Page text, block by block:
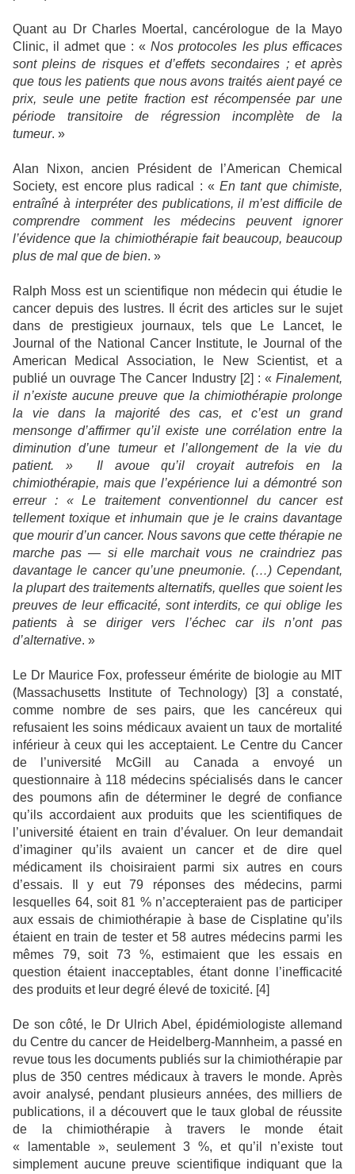
Quant au Dr Charles Moertal, cancérologue de la Mayo
Clinic, il admet que : «Nos protocoles les plus efficaces
sont pleins de risques et d’effets secondaires ; et après
que tous les patients que nous avons traités aient payé ce
prix, seule une petite fraction est récompensée par une
période transitoire de régression incomplète de la
tumeur. »
Alan Nixon, ancien Président de l’American Chemical
Society, est encore plus radical : «En tant que chimiste,
entraîné à interpréter des publications, il m’est difficile de
comprendre comment les médecins peuvent ignorer
l’évidence que la chimiothérapie fait beaucoup, beaucoup
plus de mal que de bien. »
Ralph Moss est un scientifique non médecin qui étudie le
cancer depuis des lustres. Il écrit des articles sur le sujet
dans de prestigieux journaux, tels que Le Lancet, le
Journal of the National Cancer Institute, le Journal of the
American Medical Association, le New Scientist, et a
publié un ouvrage The Cancer Industry [2] : «Finalement,
il n’existe aucune preuve que la chimiothérapie prolonge
la vie dans la majorité des cas, et c’est un grand
mensonge d’affirmer qu’il existe une corrélation entre la
diminution d’une tumeur et l’allongement de la vie du
patient. » Il avoue qu’il croyait autrefois en la
chimiothérapie, mais que l’expérience lui a démontré son
erreur : « Le traitement conventionnel du cancer est
tellement toxique et inhumain que je le crains davantage
que mourir d’un cancer. Nous savons que cette thérapie ne
marche pas — si elle marchait vous ne craindriez pas
davantage le cancer qu’une pneumonie. (…) Cependant,
la plupart des traitements alternatifs, quelles que soient les
preuves de leur efficacité, sont interdits, ce qui oblige les
patients à se diriger vers l’échec car ils n’ont pas
d’alternative. »
Le Dr Maurice Fox, professeur émérite de biologie au MIT
(Massachusetts Institute of Technology) [3] a constaté,
comme nombre de ses pairs, que les cancéreux qui
refusaient les soins médicaux avaient un taux de mortalité
inférieur à ceux qui les acceptaient. Le Centre du Cancer
de l’université McGill au Canada a envoyé un
questionnaire à 118 médecins spécialisés dans le cancer
des poumons afin de déterminer le degré de confiance
qu’ils accordaient aux produits que les scientifiques de
l’université étaient en train d’évaluer. On leur demandait
d’imaginer qu’ils avaient un cancer et de dire quel
médicament ils choisiraient parmi six autres en cours
d’essais. Il y eut 79 réponses des médecins, parmi
lesquelles 64, soit 81 % n’accepteraient pas de participer
aux essais de chimiothérapie à base de Cisplatine qu’ils
étaient en train de tester et 58 autres médecins parmi les
mêmes 79, soit 73 %, estimaient que les essais en
question étaient inacceptables, étant donne l’inefficacité
des produits et leur degré élevé de toxicité. [4]
De son côté, le Dr Ulrich Abel, épidémiologiste allemand
du Centre du cancer de Heidelberg-Mannheim, a passé en
revue tous les documents publiés sur la chimiothérapie par
plus de 350 centres médicaux à travers le monde. Après
avoir analysé, pendant plusieurs années, des milliers de
publications, il a découvert que le taux global de réussite
de la chimiothérapie à travers le monde était
« lamentable », seulement 3 %, et qu’il n’existe tout
simplement aucune preuve scientifique indiquant que la